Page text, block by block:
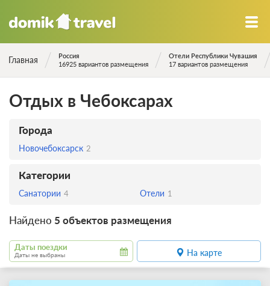
Главная
Россия
16925 вариантов размещения
Отели Республики Чувашия
17 вариантов размещения
Отдых в Чебоксарах
Города
Новочебоксарск 2
Категории
Санатории 4 Отели 1
Найдено 5 объектов размещения
Даты поездки
Даты не выбраны На карте